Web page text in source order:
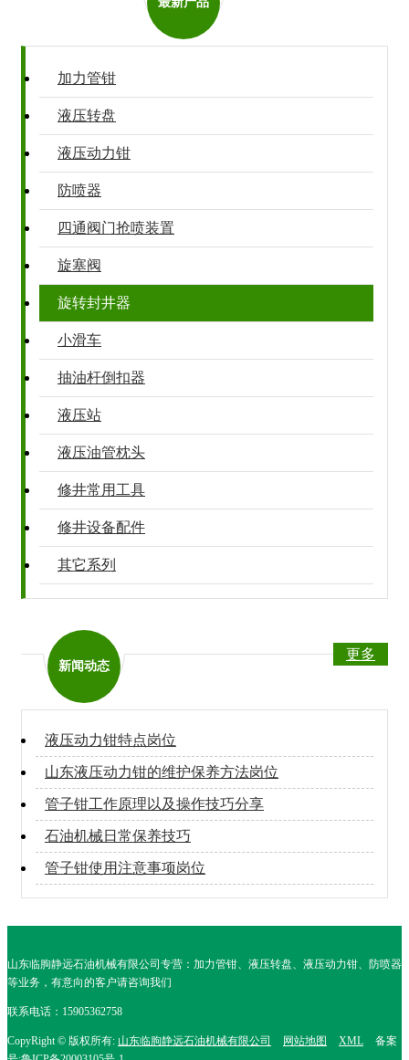
加力管钳
液压转盘
液压动力钳
防喷器
四通阀门抢喷装置
旋塞阀
旋转封井器
小滑车
抽油杆倒扣器
液压站
液压油管枕头
修井常用工具
修井设备配件
其它系列
新闻动态
更多
液压动力钳特点岗位
山东液压动力钳的维护保养方法岗位
管子钳工作原理以及操作技巧分享
石油机械日常保养技巧
管子钳使用注意事项岗位
山东临朐静远石油机械有限公司专营：加力管钳、液压转盘、液压动力钳、防喷器
等业务，有意向的客户请咨询我们
联系电话：15905362758
CopyRight © 版权所有: 山东临朐静远石油机械有限公司 网站地图 XML
备案